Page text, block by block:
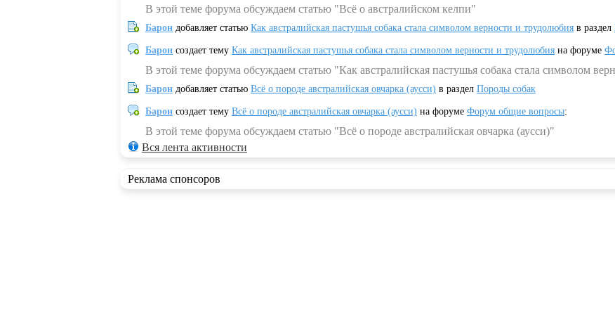
В этой теме форума обсуждаем статью "Всё о австралийском келпи"
Барон добавляет статью Как австралийская пастушья собака стала символом верности и трудолюбия в раздел
Барон создает тему Как австралийская пастушья собака стала символом верности и трудолюбия на форуме
В этой теме форума обсуждаем статью "Как австралийская пастушья собака стала символом
Барон добавляет статью Всё о породе австралийская овчарка (аусси) в раздел Породы собак
Барон создает тему Всё о породе австралийская овчарка (аусси) на форуме Форум общие вопросы:
В этой теме форума обсуждаем статью "Всё о породе австралийская овчарка (аусси)"
Вся лента активности
Реклама спонсоров